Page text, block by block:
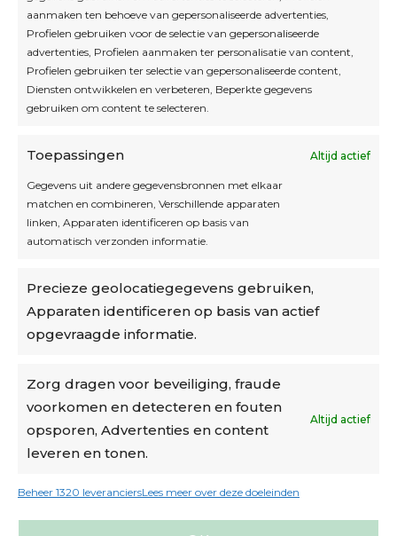
aanmaken ten behoeve van gepersonaliseerde advertenties,
Profielen gebruiken voor de selectie van gepersonaliseerde
advertenties, Profielen aanmaken ter personalisatie van content,
Profielen gebruiken ter selectie van gepersonaliseerde content,
Diensten ontwikkelen en verbeteren, Beperkte gegevens
gebruiken om content te selecteren.
Toepassingen Altijd actief
Gegevens uit andere gegevensbronnen met elkaar
matchen en combineren, Verschillende apparaten
linken, Apparaten identificeren op basis van
automatisch verzonden informatie.
Precieze geolocatiegegevens gebruiken,
Apparaten identificeren op basis van actief
opgevraagde informatie.
Zorg dragen voor beveiliging, fraude
voorkomen en detecteren en fouten
opsporen, Advertenties en content
leveren en tonen.
Altijd actief
Beheer 1320 leveranciersLees meer over deze doeleinden
Interesse in leuke kadotips of toffe acties?
Laat dan hier je mailadres achter.
Algemene voorwaarden
Cookiebeleid
Accountinstellingen
Verzending
€6,50-€7,50 via Bpost